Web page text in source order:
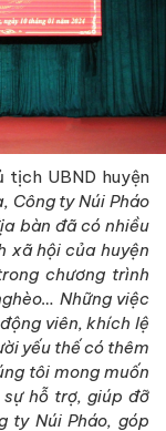
tịch UBND huyện
Công ty Núi Pháo
bàn đã có nhiều
xã hội của huyện
chương trình
Những việc
viên, khích lệ
yếu thế có thêm
tôi mong muốn
hỗ trợ, giúp đỡ
ty Núi Pháo, góp